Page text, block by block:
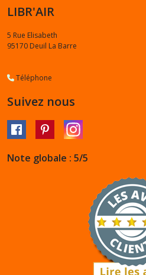
LIBR'AIR
5 Rue Elisabeth
95170 Deuil La Barre
Téléphone
Suivez nous
Note globale : 5/5